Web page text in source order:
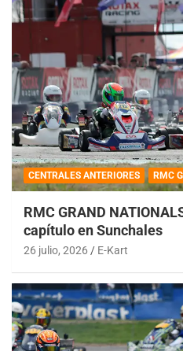
CENTRALES ANTERIORES RMC
RMC GRAND
capítulo en Sunchales
26 julio, 2026 E-Kart